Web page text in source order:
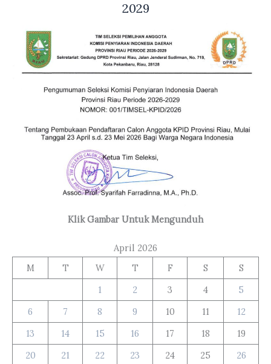
2029
Klik Gambar Untuk Mengunduh
April 2026
M
T W T F S
S
1
2 3 4
5
6
7 8 9 10 11
12
13
14 15 16 17 18
19
20
21 22 23 24 25
26